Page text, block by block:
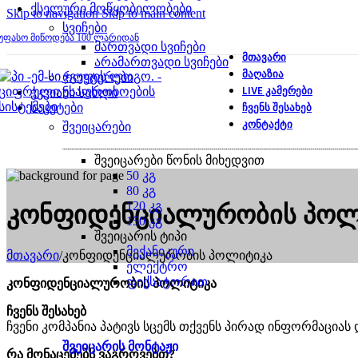
Skip to navigationSkip to main content
მიწოდება 100 ლარიდან
ᲛᲗᲐᲕᲐᲠᲘ
ᲛᲐᲦᲐᲖᲘᲐ
LIVE ᲙᲐᲛᲔᲠᲔᲑᲘ
ᲩᲕᲔᲜᲡ ᲨᲔᲡᲐᲮᲔᲑ
ᲙᲝᲜᲢᲐᲥᲢᲘ
ქსელური მოწყობილობები
სვიჩები
მართვადი სვიჩები
არამართვადი სვიჩები
როუტერები
ჭკვიანი სახლი
საკეტები
შვეიცარები
შვეიცარები წონის მიხედვით
50 კგ
80 კგ
120 კგ
150 კგ
შვეიცარის ტიპი
მექანიკური
ელექტრო
ფიქსატორით
შვეიცარის მონტაჟი
კონფიდენციალურობის
მთავარი/კონფიდენციალურობის პოლიტიკა
კონფიდენციალურობის პოლიტიკა
ჩვენს შესახებ
ჩვენი კომპანია პატივს სცემს თქვენს პირად
რა მონაცემებს ვაგროვებთ?